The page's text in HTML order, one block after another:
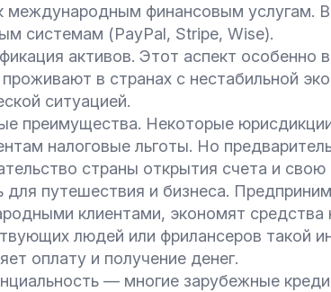
международным финансовым услугам.
системам (PayPal, Stripe, Wise).
активов. Этот аспект особенно
в странах с нестабильной
ситуацией.
преимущества. Некоторые
налоговые льготы. Но
страны открытия счета и
для путешествия и бизнеса.
клиентами, экономят средства
людей или фрилансеров такой
оплату и получение денег.
— многие зарубежные